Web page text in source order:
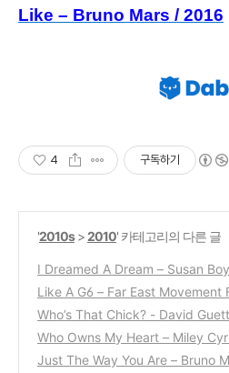
Like – Bruno Mars / 2016
4 구독하기
'2010s>2010' 카테고리의 다른 글
I Dreamed A Dream – Susan
(0)
Like A G6 – Far East Movement
2010
(0)
Who’s That Chick? - David
anna / 2010
(0)
Who Owns My Heart – Miley
(0)
Just The Way You Are – Bruno